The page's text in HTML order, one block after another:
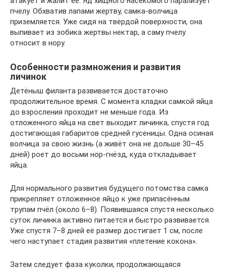
пчелу. Обхватив лапами жертву, самка-волчица
приземляется. Уже сидя на твёрдой поверхности, она
выпивает из зобика жертвы нектар, а саму пчелу
относит в нору.
Особенности размножения и развития
личинок
Детёныш филанта развивается достаточно
продолжительное время. С момента кладки самкой яйца
до взросления проходит не меньше года. Из
отложенного яйца на свет выходит личинка, спустя год
достигающая габаритов средней гусеницы. Одна осиная
волчица за свою жизнь (а живёт она не дольше 30–45
дней) роет до восьми нор-гнёзд, куда откладывает
яйца.
Для нормального развития будущего потомства самка
прикрепляет отложенное яйцо к уже припасённым
трупам пчёл (около 6–8). Появившаяся спустя несколько
суток личинка активно питается и быстро развивается.
Уже спустя 7–8 дней её размер достигает 1 см, после
чего наступает стадия развития «плетение кокона».
Затем следует фаза куколки, продолжающаяся